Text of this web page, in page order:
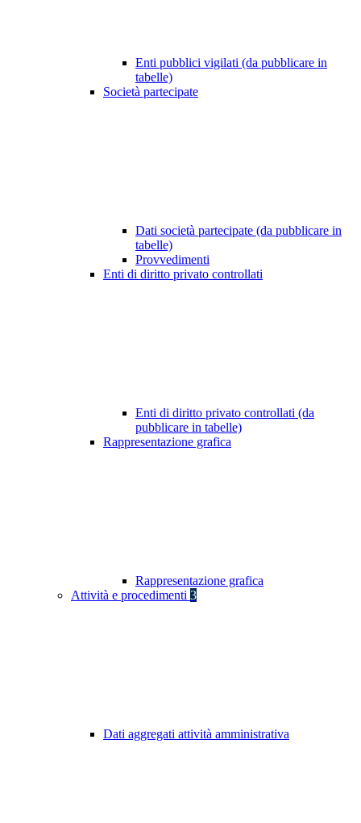
Enti pubblici vigilati (da pubblicare in
tabelle)
Società partecipate
Dati società partecipate (da pubblicare in
tabelle)
Provvedimenti
Enti di diritto privato controllati
Enti di diritto privato controllati (da
pubblicare in tabelle)
Rappresentazione grafica
Rappresentazione grafica
Attività e procedimenti 3
Dati aggregati attività amministrativa